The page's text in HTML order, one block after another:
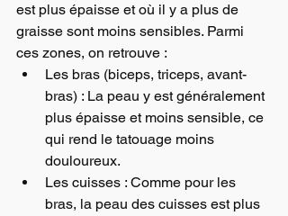
est plus épaisse et où il y a plus de
graisse sont moins sensibles. Parmi
ces zones, on retrouve :
Les bras (biceps, triceps, avant-
bras) : La peau y est généralement
plus épaisse et moins sensible, ce
qui rend le tatouage moins
douloureux.
Les cuisses : Comme pour les
bras, la peau des cuisses est plus